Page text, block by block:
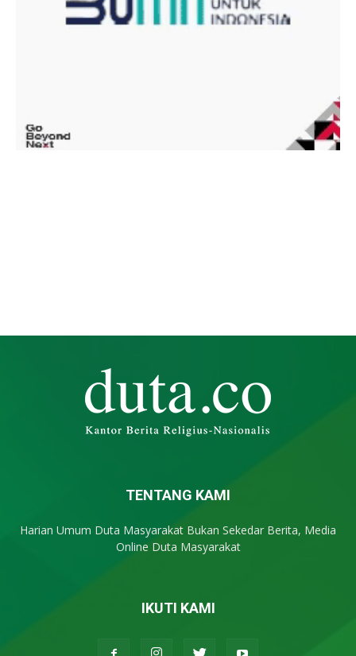
TENTANG KAMI
Harian Umum Duta Masyarakat Bukan Sekedar Berita, Media
Online Duta Masyarakat
IKUTI KAMI